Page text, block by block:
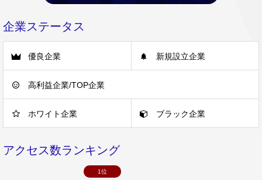
企業ステータス
優良企業 新規設立企業
高利益企業/TOP企業
ホワイト企業 ブラック企業
アクセス数ランキング
1位